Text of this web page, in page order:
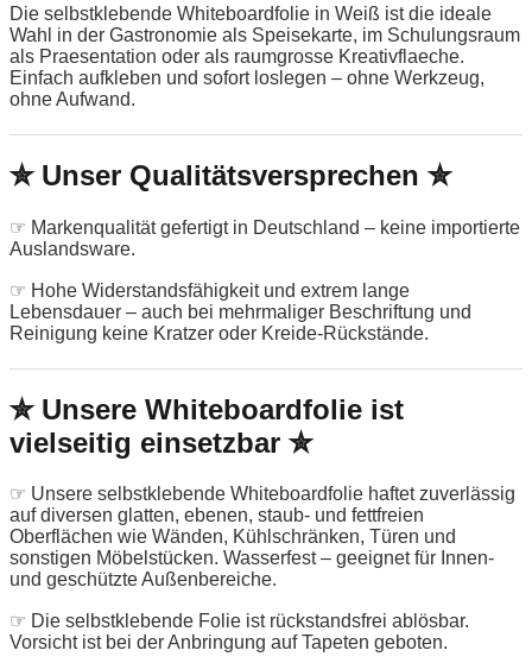
Die selbstklebende Whiteboardfolie in Weiß ist die ideale
Wahl in der Gastronomie als Speisekarte, im Schulungsraum
als Praesentation oder als raumgrosse Kreativflaeche.
Einfach aufkleben und sofort loslegen – ohne Werkzeug,
ohne Aufwand.
✮ Unser Qualitätsversprechen ✮
☞ Markenqualität gefertigt in Deutschland – keine importierte
Auslandsware.
☞ Hohe Widerstandsfähigkeit und extrem lange
Lebensdauer – auch bei mehrmaliger Beschriftung und
Reinigung keine Kratzer oder Kreide-Rückstände.
✮ Unsere Whiteboardfolie ist
vielseitig einsetzbar ✮
☞ Unsere selbstklebende Whiteboardfolie haftet zuverlässig
auf diversen glatten, ebenen, staub- und fettfreien
Oberflächen wie Wänden, Kühlschränken, Türen und
sonstigen Möbelstücken. Wasserfest – geeignet für Innen-
und geschützte Außenbereiche.
☞ Die selbstklebende Folie ist rückstandsfrei ablösbar.
Vorsicht ist bei der Anbringung auf Tapeten geboten.